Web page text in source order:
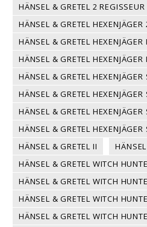
HÄNSEL & GRETEL 2 REGISSEUR
HÄNSEL & GRETEL HEXENJÄGER
HÄNSEL & GRETEL HEXENJÄGER
HÄNSEL & GRETEL HEXENJÄGER
HÄNSEL & GRETEL HEXENJÄGER
HÄNSEL & GRETEL HEXENJÄGER
HÄNSEL & GRETEL HEXENJÄGER
HÄNSEL & GRETEL HEXENJÄGER
HÄNSEL & GRETEL II
HÄNSEL & GRETEL WITCH
HÄNSEL & GRETEL WITCH
HÄNSEL & GRETEL WITCH
HÄNSEL & GRETEL WITCH